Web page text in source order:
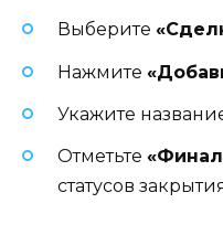
Выберите
Нажмите
Укажите
Отметьте
статусов